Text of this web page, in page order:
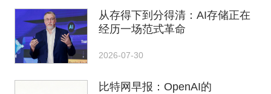
从存得下到分得清：AI存储正在
经历一场范式革命
2026-07-30
比特网早报：OpenAI的